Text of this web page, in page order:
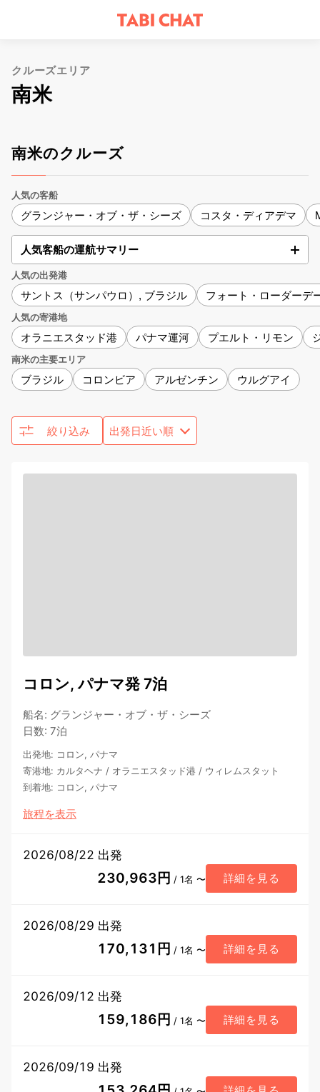
クルーズエリア
南米
南米のクルーズ
人気の客船
グランジャー・オブ・ザ・シーズ コスタ・ディアデマ
人気客船の運航サマリー
人気の出発港
サントス（サンパウロ）, ブラジル フォート・ローダーデ
人気の寄港地
オラニエスタッド港 パナマ運河 プエルト・リモン
南米の主要エリア
ブラジル コロンビア アルゼンチン ウルグアイ
絞り込み
コロン, パナマ発 7泊
船名: グランジャー・オブ・ザ・シーズ
日数: 7泊
出発地: コロン, パナマ
寄港地: カルタヘナ / オラニエスタッド港 / ウィレムスタット
到着地: コロン, パナマ
旅程を表示
2026/08/22 出発
230,963円 / 1名 〜 詳細を見る
2026/08/29 出発
170,131円 / 1名 〜 詳細を見る
2026/09/12 出発
159,186円 / 1名 〜 詳細を見る
2026/09/19 出発